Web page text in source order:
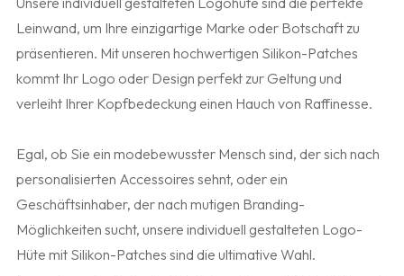
Leinwand, um Ihre einzigartige Marke oder Botschaft zu
präsentieren. Mit unseren hochwertigen Silikon-Patches
kommt Ihr Logo oder Design perfekt zur Geltung und
verleiht Ihrer Kopfbedeckung einen Hauch von Raffinesse.
Egal, ob Sie ein modebewusster Mensch sind, der sich nach
personalisierten Accessoires sehnt, oder ein
Geschäftsinhaber, der nach mutigen Branding-
Möglichkeiten sucht, unsere individuell gestalteten Logo-
Hüte mit Silikon-Patches sind die ultimative Wahl.